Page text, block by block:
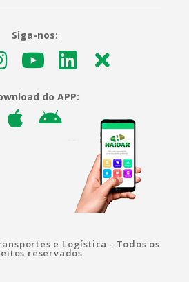
Siga-nos:
do APP:
e Logística - Todos os
reservados